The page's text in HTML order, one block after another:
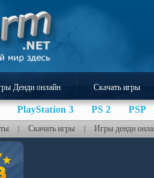
Денди онлайн Скачать игры
PlayStation 3 PS 2 PSP
| Скачать игры | Игры денди